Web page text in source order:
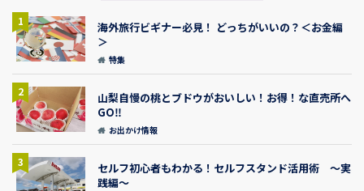
1
海外旅行ビギナー必見！ どっちがいいの？＜お金編
＞
特集
2
山梨自慢の桃とブドウがおいしい！お得！な直売所へ
GO‼
お出かけ情報
3
セルフ初心者もわかる！セルフスタンド活用術 ～実
践編～